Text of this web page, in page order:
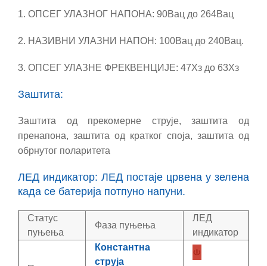
1. ОПСЕГ УЛАЗНОГ НАПОНА: 90Вац до 264Вац
2. НАЗИВНИ УЛАЗНИ НАПОН: 100Вац до 240Вац.
3. ОПСЕГ УЛАЗНЕ ФРЕКВЕНЦИЈЕ: 47Хз до 63Хз
Заштита:
Заштита од прекомерне струје, заштита од
пренапона, заштита од кратког споја, заштита од
обрнутог поларитета
ЛЕД индикатор: ЛЕД постаје црвена у зелена
када се батерија потпуно напуни.
Статус
пуњења
Фаза пуњења
ЛЕД
индикатор
Константна
струја